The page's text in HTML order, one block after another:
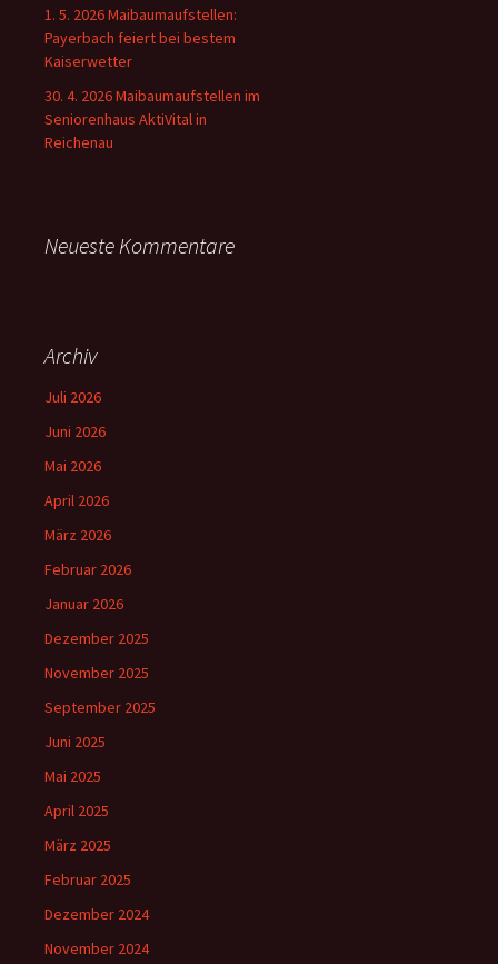
1. 5. 2026 Maibaumaufstellen:
Payerbach feiert bei bestem
Kaiserwetter
30. 4. 2026 Maibaumaufstellen im
Seniorenhaus AktiVital in
Reichenau
Neueste Kommentare
Archiv
Juli 2026
Juni 2026
Mai 2026
April 2026
März 2026
Februar 2026
Januar 2026
Dezember 2025
November 2025
September 2025
Juni 2025
Mai 2025
April 2025
März 2025
Februar 2025
Dezember 2024
November 2024